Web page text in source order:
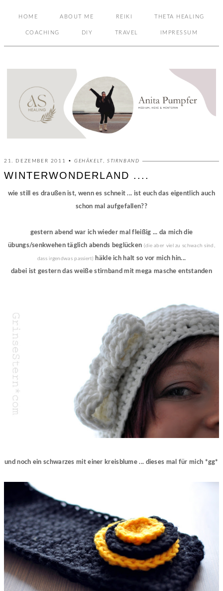
HOME ABOUT ME REIKI THETA HEALING
COACHING DIY TRAVEL IMPRESSUM
21. DEZEMBER 2011 • GEHÄKELT STIRNBAND
WINTERWONDERLAND ....
wie still es draußen ist, wenn es schneit ... ist euch das eigentlich auch
schon mal aufgefallen??
gestern abend war ich wieder mal fleißig ... da mich die
übungs/senkwehen täglich abends beglücken (die aber viel zu schwach sind,
dass irgendwas passiert) häkle ich halt so vor mich hin...
dabei ist gestern das weiße stirnband mit mega masche entstanden
und noch ein schwarzes mit einer kreisblume ... dieses mal für mich *gg*